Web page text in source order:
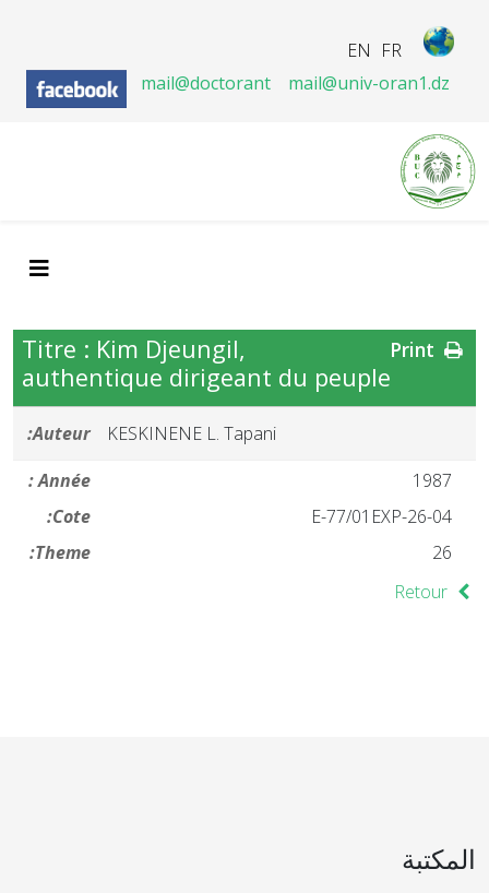
FR
EN
mail@doctorant
mail@univ-oran1.dz
Titre : Kim Djeungil,
authentique dirigeant du peuple
Auteur:
KESKINENE L. Tapani
Année :
1987
Cote:
26-04-E-77/01EXP
Theme:
26
Retour
المكتبة